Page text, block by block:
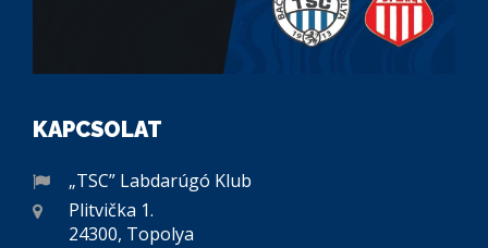
KAPCSOLAT
„TSC” Labdarúgó Klub
Plitvička 1.
24300, Topolya